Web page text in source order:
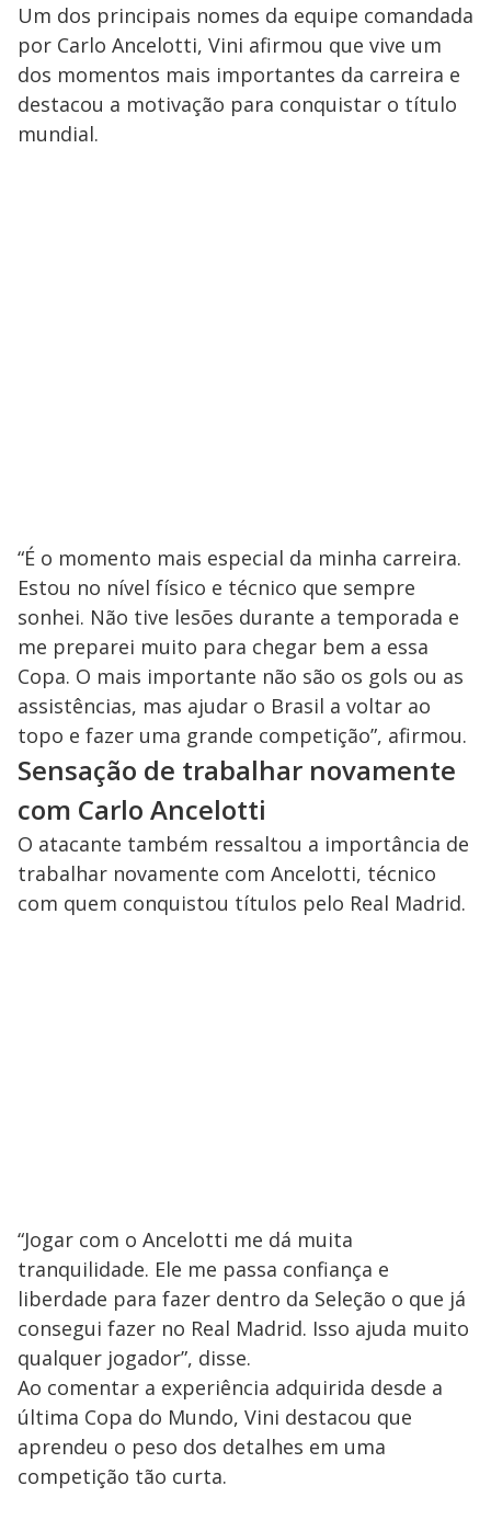
Um dos principais nomes da equipe comandada
por Carlo Ancelotti, Vini afirmou que vive um
dos momentos mais importantes da carreira e
destacou a motivação para conquistar o título
mundial.
“É o momento mais especial da minha carreira.
Estou no nível físico e técnico que sempre
sonhei. Não tive lesões durante a temporada e
me preparei muito para chegar bem a essa
Copa. O mais importante não são os gols ou as
assistências, mas ajudar o Brasil a voltar ao
topo e fazer uma grande competição”, afirmou.
Sensação de trabalhar novamente
com Carlo Ancelotti
O atacante também ressaltou a importância de
trabalhar novamente com Ancelotti, técnico
com quem conquistou títulos pelo Real Madrid.
“Jogar com o Ancelotti me dá muita
tranquilidade. Ele me passa confiança e
liberdade para fazer dentro da Seleção o que já
consegui fazer no Real Madrid. Isso ajuda muito
qualquer jogador”, disse.
Ao comentar a experiência adquirida desde a
última Copa do Mundo, Vini destacou que
aprendeu o peso dos detalhes em uma
competição tão curta.